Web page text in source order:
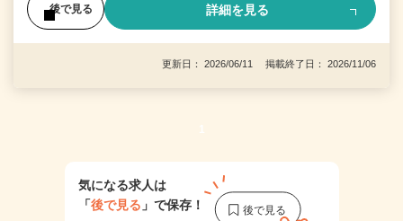
後で見る 詳細を見る
更新日： 2026/06/11 掲載終了日： 2026/11/06
1
気になる求人は
「後で見る 」で保存！